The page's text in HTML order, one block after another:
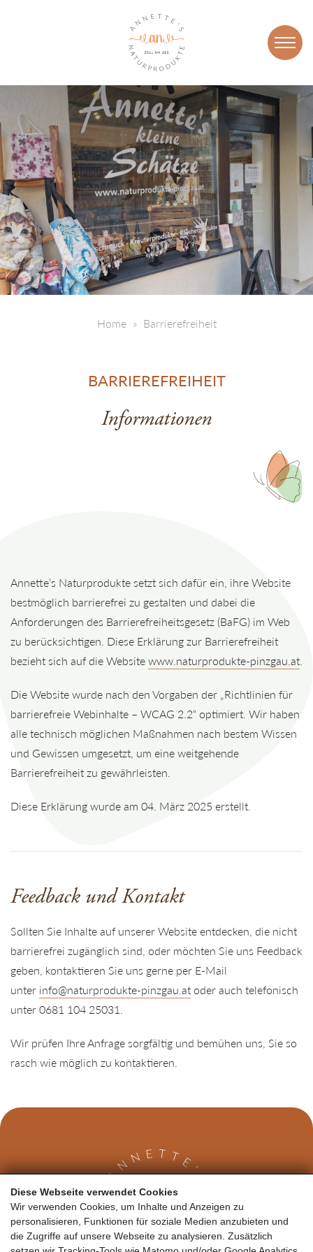
Diese Webseite verwendet Cookies
Wir verwenden Cookies, um Inhalte und Anzeigen zu
personalisieren, Funktionen für soziale Medien anzubieten und
die Zugriffe auf unsere Webseite zu analysieren. Zusätzlich
Home Barrierefreiheit
BARRIEREFREIHEIT
Informationen
Annette’s Naturprodukte setzt sich dafür ein, ihre Website
bestmöglich barrierefrei zu gestalten und dabei die
Anforderungen des Barrierefreiheitsgesetz (BaFG) im Web
zu berücksichtigen. Diese Erklärung zur Barrierefreiheit
bezieht sich auf die Websitewww.naturprodukte-pinzgau.at.
Die Website wurde nach den Vorgaben der „Richtlinien für
barrierefreie Webinhalte – WCAG 2.2“ optimiert. Wir haben
alle technisch möglichen Maßnahmen nach bestem Wissen
und Gewissen umgesetzt, um eine weitgehende
Barrierefreiheit zu gewährleisten.
Diese Erklärung wurde am 04. März 2025 erstellt.
Feedback und Kontakt
Sollten Sie Inhalte auf unserer Website entdecken, die nicht
barrierefrei zugänglich sind, oder möchten Sie uns Feedback
geben, kontaktieren Sie uns gerne per E-Mail
unter info@naturprodukte-pinzgau.at oder auch telefonisch
unter 0681 104 25031.
Wir prüfen Ihre Anfrage sorgfältig und bemühen uns, Sie so
rasch wie möglich zu kontaktieren.